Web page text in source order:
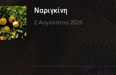
Ναριγκίνη
2 Αυγούστου 2026